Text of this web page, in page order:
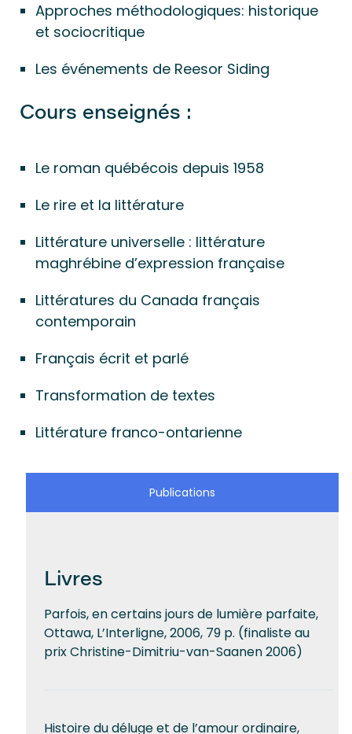
Approches méthodologiques: historique
et sociocritique
Les événements de Reesor Siding
Cours enseignés :
Le roman québécois depuis 1958
Le rire et la littérature
Littérature universelle : littérature
maghrébine d’expression française
Littératures du Canada français
contemporain
Français écrit et parlé
Transformation de textes
Littérature franco-ontarienne
Publications
Livres
Parfois, en certains jours de lumière parfaite,
Ottawa, L’Interligne, 2006, 79 p. (finaliste au
prix Christine-Dimitriu-van-Saanen 2006)
Histoire du déluge et de l’amour ordinaire,